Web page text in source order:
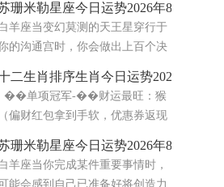
你想放下那些不再服务于你的
上的堆积，还是情感上的负
珊米勒星座今日运势2026年8月5日
羊座当变幻莫测的天王星穿行于
的沟通宫时，你会做出上百个决
如闪电般迅捷，学习能力显著提
随之增强。此外，离奇古怪的话
，而你
二生肖排序生肖今日运势2026年8月5
��单项冠军-��财运最旺：猴
（偏财红包拿到手软，优惠券返现
柔，桃花三剑客）-��事业最
珊米勒星座今日运势2026年8月6日
羊座当你完成某件重要事情时，
能会感到自己已准备好将创造力